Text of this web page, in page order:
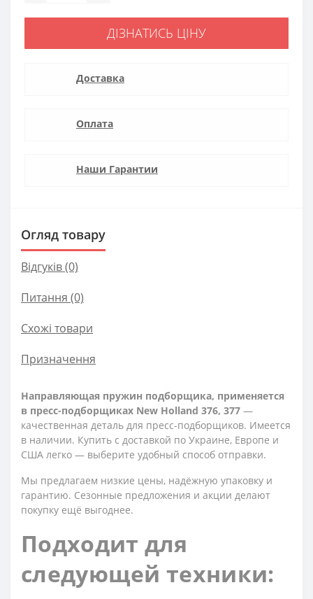
ДІЗНАТИСЬ ЦІНУ
Доставка
Оплата
Наши Гарантии
Огляд товару
Відгуків (0)
Питання (0)
Схожі товари
Призначення
Направляющая пружин подборщика, применяется
в пресс-подборщиках New Holland 376, 377 —
качественная деталь для пресс-подборщиков. Имеется
в наличии. Купить с доставкой по Украине, Европе и
США легко — выберите удобный способ отправки.
Мы предлагаем низкие цены, надёжную упаковку и
гарантию. Сезонные предложения и акции делают
покупку ещё выгоднее.
Подходит для
следующей техники: